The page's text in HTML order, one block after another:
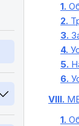
1.
2.
3.
4.
5.
6.
VIII.
1.